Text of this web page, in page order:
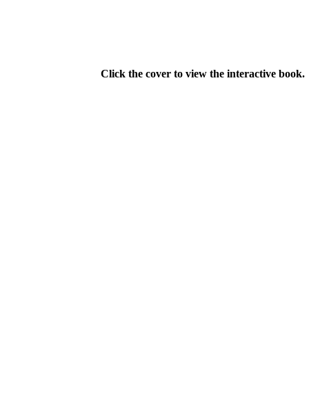
Click the cover to view the interactive book.